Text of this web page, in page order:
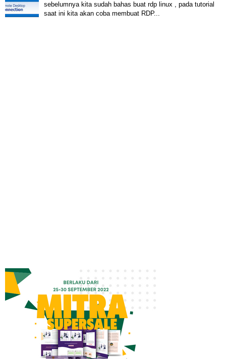
sebelumnya kita sudah bahas buat rdp linux , pada tutorial
saat ini kita akan coba membuat RDP...